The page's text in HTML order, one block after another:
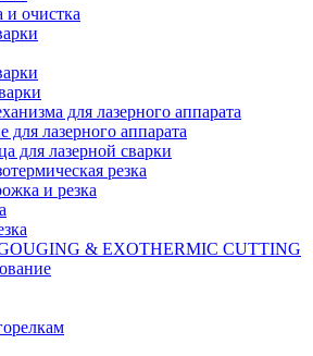
и очистка
для лазерного аппарата
лазерного аппарата
для лазерной сварки
резка
и резка
& EXOTHERMIC CUTTING